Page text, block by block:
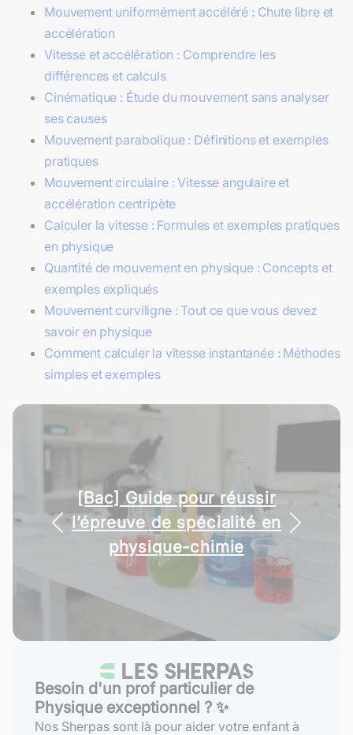
Mouvement uniformément accéléré : Chute libre et
accélération
Vitesse et accélération : Comprendre les
différences et calculs
Cinématique : Étude du mouvement sans analyser
ses causes
Mouvement parabolique : Définitions et exemples
pratiques
Mouvement circulaire : Vitesse angulaire et
accélération centripète
Calculer la vitesse : Formules et exemples pratiques
en physique
Quantité de mouvement en physique : Concepts et
exemples expliqués
Mouvement curviligne : Tout ce que vous devez
savoir en physique
Comment calculer la vitesse instantanée : Méthodes
simples et exemples
Réussir un TP en physique-
chimie étape par étape
Besoin d'un prof particulier de
Physique exceptionnel ? ✨
Nos Sherpas sont là pour aider votre enfant à